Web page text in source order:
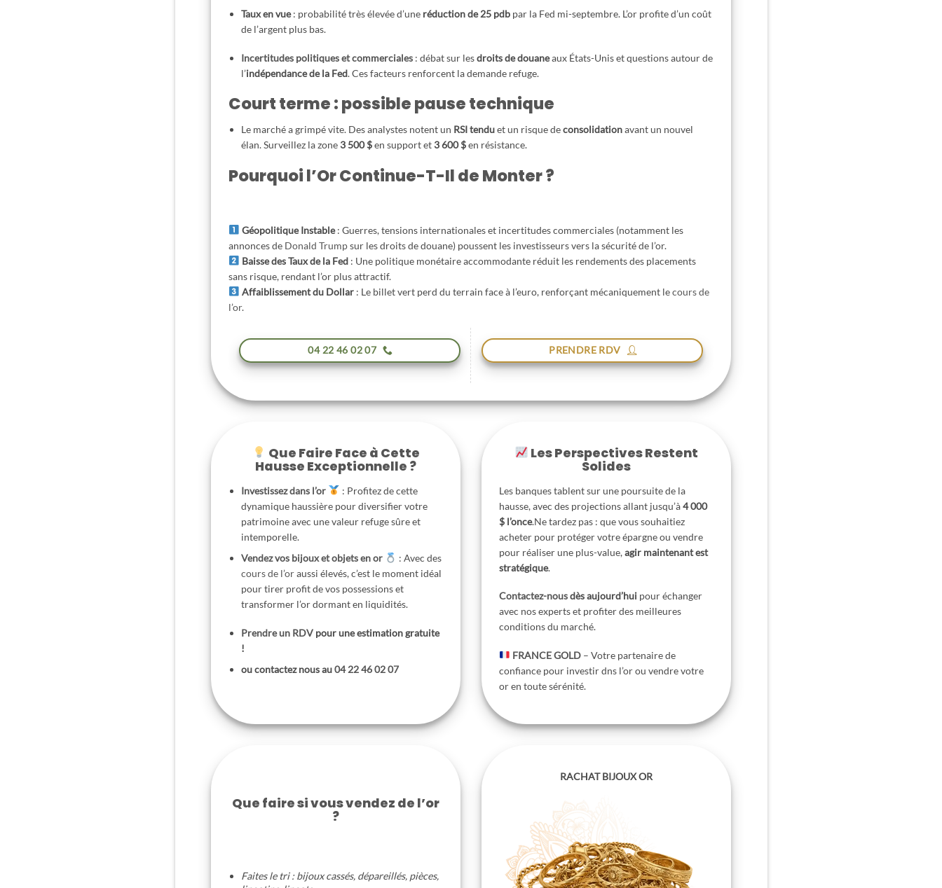
Taux en vue: probabilité très élevée d’une réduction de 25 pdb par la Fed mi-septembre. L’or profite d’un coût
de l’argent plus bas.
Incertitudes politiques et commerciales : débat sur lesdroits de douaneaux États-Unis et questions autour de
l’indépendance de la Fed. Ces facteurs renforcent la demande refuge.
Court terme : possible pause technique
Le marché a grimpé vite. Des analystes notent un RSI tenduet un risque deconsolidationavant un nouvel
élan. Surveillez la zone 3 500 $en support et 3 600 $en résistance.
Pourquoi l’Or Continue-T-Il de Monter ?
Géopolitique Instable: Guerres, tensions internationales et incertitudes commerciales (notamment les
annonces de Donald Trumpsur les droits de douane) poussent les investisseurs vers la sécurité de l’or.
Baisse des Taux de la Fed : Une politique monétaire accommodante réduit les rendements des placements
sans risque, rendant l’or plus attractif.
Affaiblissement du Dollar : Le billet vert perd du terrain face à l’euro, renforçant mécaniquement lecours de
l’or.
04 22 46 02 07 PRENDRE RDV
Que Faire Face à Cette
Hausse Exceptionnelle ?
Investissez dans l’or
: Profitez de cette
dynamique haussière pour diversifier votre
patrimoine avec une valeur refuge sûre et
intemporelle.
Vendez vos bijoux et objets en or
: Avec des
cours de l’oraussi élevés, c’est le moment idéal
pour tirer profit de vos possessions et
transformer l’or dormant en liquidités.
Prendre un RDV pour une estimation gratuite
!
ou contactez nous au04 22 46 02 07
Les Perspectives Restent
Solides
Les banques tablent sur une poursuite de la
hausse, avec des projections allant jusqu’à4 000
$ l’once.Ne tardez pas : que vous souhaitiez
acheter pour protéger votre épargne ou vendre
pour réaliser une plus-value,agir maintenant est
stratégique.
Contactez-nousdès aujourd’hui pour échanger
avec nos experts et profiter des meilleures
conditions du marché.
FRANCE GOLD – Votre partenaire de
confiance pour investir dns l’or ou vendre votre
or en toute sérénité.
Que faire si vous vendez de l’or
?
Faites le tri : bijoux cassés, dépareillés, pièces,
RACHAT BIJOUX OR